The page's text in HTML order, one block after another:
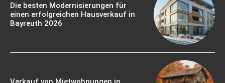
Die besten Modernisierungen für
einen erfolgreichen Hausverkauf in
Bayreuth 2026